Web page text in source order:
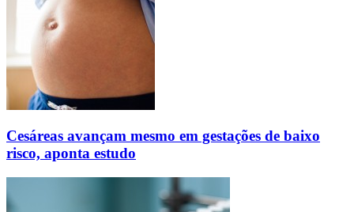
Cesáreas avançam mesmo em gestações de baixo
risco, aponta estudo